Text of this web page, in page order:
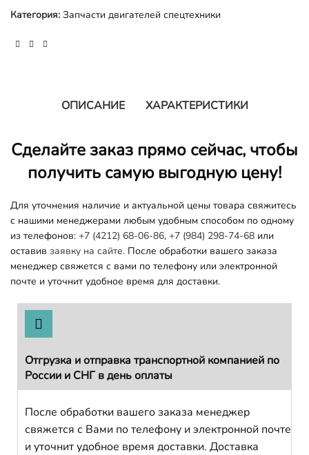
Категория: Запчасти двигателей спецтехники
ОПИСАНИЕ ХАРАКТЕРИСТИКИ
Сделайте заказ прямо сейчас, чтобы
получить самую выгодную цену!
Для уточнения наличие и актуальной цены товара свяжитесь
с нашими менеджерами любым удобным способом по одному
из телефонов: +7 (4212) 68-06-86, +7 (984) 298-74-68 или
оставив заявку на сайте. После обработки вашего заказа
менеджер свяжется с вами по телефону или электронной
почте и уточнит удобное время для доставки.
Отгрузка и отправка транспортной компанией по
России и СНГ в день оплаты
После обработки вашего заказа менеджер
свяжется с Вами по телефону и электронной почте
и уточнит удобное время доставки. Доставка